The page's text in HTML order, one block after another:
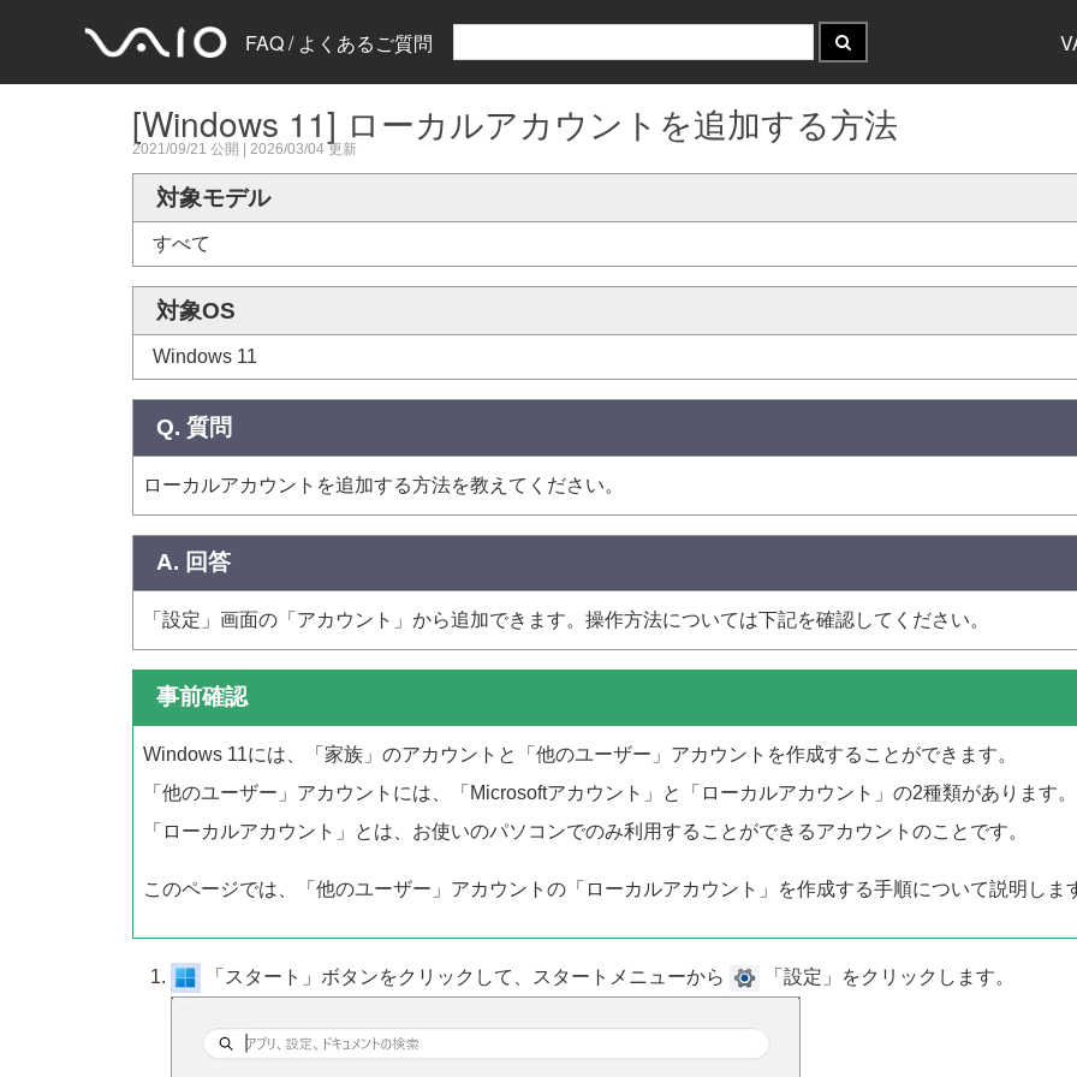
FAQ / よくあるご質問
[Windows 11] ローカルアカウントを追加する方法
2021/09/21 公開 | 2026/03/04更新
対象モデル
すべて
対象OS
Windows 11
Q. 質問
ローカルアカウントを追加する方法を教えてください。
A. 回答
「設定」画面の「アカウント」から追加できます。操作方法については下記を確認してください。
事前確認
Windows 11には、「家族」のアカウントと「他のユーザー」アカウントを作成することができます。
「他のユーザー」アカウントには、「Microsoftアカウント」と「ローカルアカウント」の2種類があります。
「ローカルアカウント」とは、お使いのパソコンでのみ利用することができるアカウントのことです。
このページでは、「他のユーザー」アカウントの「ローカルアカウント」を作成する手順について説明しま
「スタート」ボタンをクリックして、スタートメニューから 「設定」をクリックします。